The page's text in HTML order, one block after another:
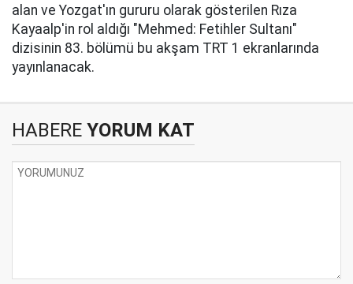
alan ve Yozgat'ın gururu olarak gösterilen Rıza
Kayaalp'in rol aldığı "Mehmed: Fetihler Sultanı"
dizisinin 83. bölümü bu akşam TRT 1 ekranlarında
yayınlanacak.
HABERE YORUM KAT